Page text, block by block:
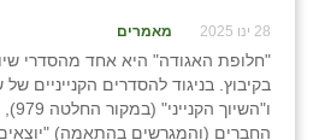
28 ינו 2025 מאמרים
"חלופת האגודה" היא אחד מהסדרי
החברים (והמגרשים בהתאמה)
כפר שמריהו
מגשימים